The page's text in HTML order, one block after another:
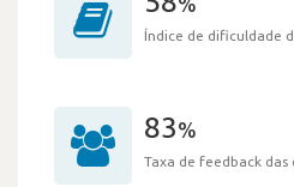
Índice de dificuldade
83%
Taxa de feedback das